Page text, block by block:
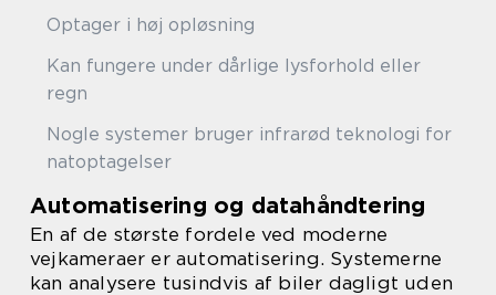
Optager i høj opløsning
Kan fungere under dårlige lysforhold eller
regn
Nogle systemer bruger infrarød teknologi for
natoptagelser
Automatisering og datahåndtering
En af de største fordele ved moderne
vejkameraer er automatisering. Systemerne
kan analysere tusindvis af biler dagligt uden